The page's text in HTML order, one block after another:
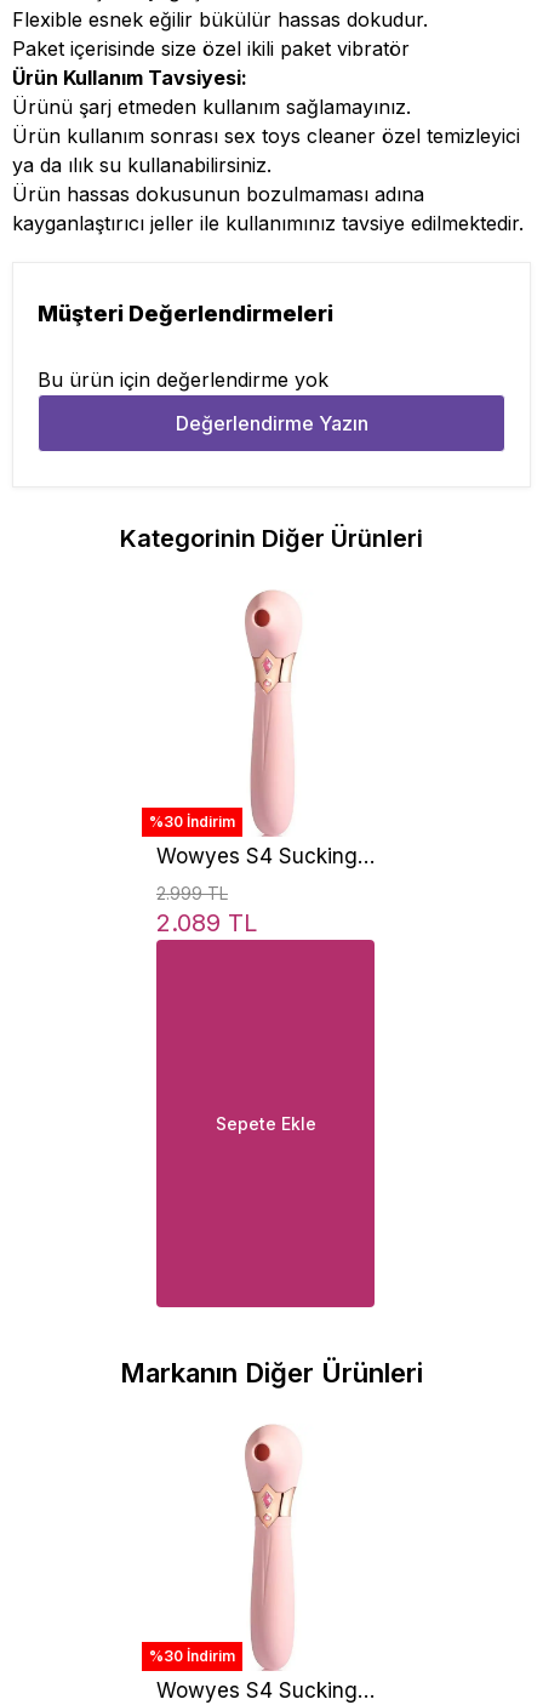
Flexible esnek eğilir bükülür hassas dokudur.
Paket içerisinde size özel ikili paket vibratör
Ürün Kullanım Tavsiyesi:
Ürünü şarj etmeden kullanım sağlamayınız.
Ürün kullanım sonrası sex toys cleaner özel temizleyici
ya da ılık su kullanabilirsiniz.
Ürün hassas dokusunun bozulmaması adına
kayganlaştırıcı jeller ile kullanımınız tavsiye edilmektedir.
Müşteri Değerlendirmeleri
Bu ürün için değerlendirme yok
Değerlendirme Yazın
Kategorinin Diğer Ürünleri
%30 İndirim
Wowyes S4 Sucking
Massager Klitoris
Emiş Güçlü Vibratör
2.999 TL
2.089 TL
Sepete Ekle
Markanın Diğer Ürünleri
%30 İndirim
Wowyes S4 Sucking